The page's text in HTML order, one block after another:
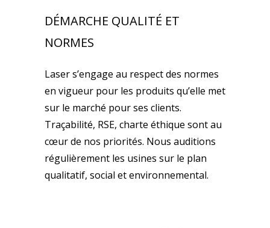
DÉMARCHE QUALITÉ ET
NORMES
Laser s’engage au respect des normes
en vigueur pour les produits qu’elle met
sur le marché pour ses clients.
Traçabilité, RSE, charte éthique sont au
cœur de nos priorités. Nous auditions
régulièrement les usines sur le plan
qualitatif, social et environnemental.